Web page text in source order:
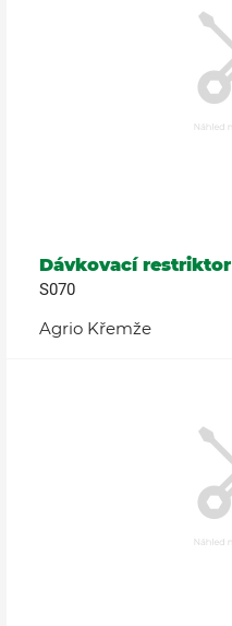
Dávkovací restriktor
S070
Agrio Křemže